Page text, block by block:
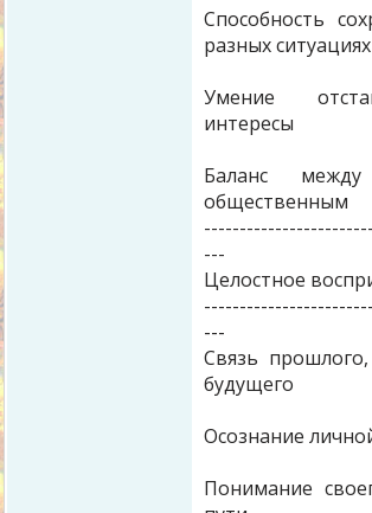
Способность
разных ситуациях
Умение
интересы
Баланс
общественным
---
Целостное
---
Связь
будущего
Осознание
Понимание